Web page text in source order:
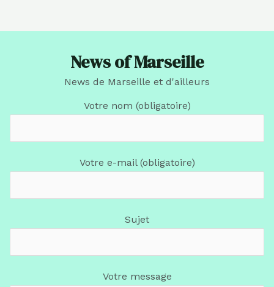
News of Marseille
News de Marseille et d'ailleurs
Votre nom (obligatoire)
Votre e-mail (obligatoire)
Sujet
Votre message